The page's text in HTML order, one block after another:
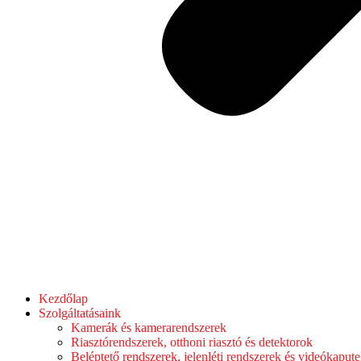
Kezdőlap
Szolgáltatásaink
Kamerák és kamerarendszerek
Riasztórendszerek, otthoni riasztó és detektorok
Beléptető rendszerek, jelenléti rendszerek és